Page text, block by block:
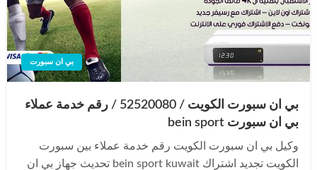
بي ان سبورت
بي ان سبورت الكويت / 52520080 / رقم خدمة عملاء
بي ان سبورت bein sport
وكيل بي ان سبورت الكويت رقم خدمة عملاء بين سبورت
الكويت تجديد اشتراك bein sport kuwait تحديث جهاز بي ان